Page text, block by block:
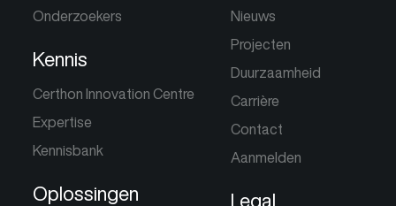
Onderzoekers
Kennis
Certhon Innovation Centre
Expertise
Kennisbank
Oplossingen
Nieuws
Projecten
Duurzaamheid
Carrière
Contact
Aanmelden